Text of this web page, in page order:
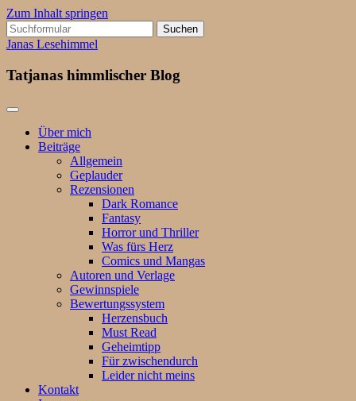
Zum Inhalt springen
Suchen
nach:
Janas Lesehimmel
Tatjanas himmlischer Blog
Über mich
Beiträge
Allgemein
Geplauder
Rezensionen
Dark Romance
Fantasy
Horror und Thriller
Was fürs Herz
Comics und Mangas
Autoren und Verlage
Gewinnspiele
Bewertungssystem
Herzensbuch
Must Read
Geheimtipp
Für zwischendurch
Leider nicht meins
Kontakt